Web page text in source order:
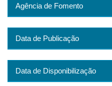
Agência de Fomento
Data de Publicação
Data de Disponibilização